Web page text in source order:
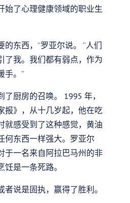
始了心理健康领域的职业生
的东西，”罗亚尔说。 “人们
了我。我们都有弱点，作为
手。”
厨房的召唤。 1995 年，
报》，从十几岁起，他在吃
就感受到了这种感觉，黄油
何东西一样强大。罗亚尔
于一名来自阿拉巴马州的非
是一条死路。
说是固执，赢得了胜利。